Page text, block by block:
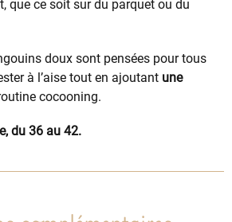
que ce soit sur du parquet ou du
doux sont pensées pour tous
à l’aise tout en ajoutant une
cocooning.
du 36 au 42.